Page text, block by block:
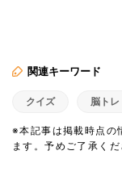
関連キーワード
クイズ 脳トレ
※本記事は掲載時点の
ます。予めご了承くだ